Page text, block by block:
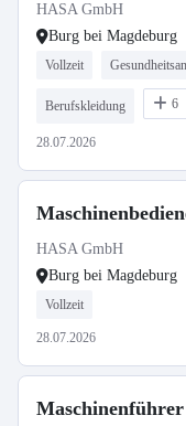
HASA GmbH
Burg bei Magdeburg
Vollzeit
Berufskleidung 6
28.07.2026
HASA GmbH
Burg bei Magdeburg
Vollzeit
28.07.2026